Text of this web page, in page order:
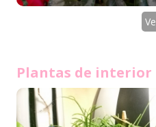
Plantas de interior